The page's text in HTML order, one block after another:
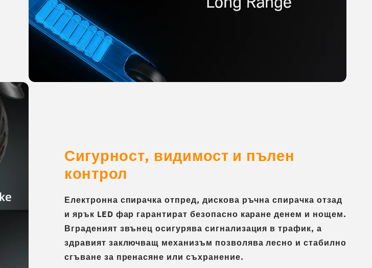
Сигурност, видимост и пълен
контрол
Електронна спирачка отпред, дискова ръчна спирачка отзад
и ярък LED фар гарантират безопасно каране денем и нощем.
Вграденият звънец осигурява сигнализация в трафик, а
здравият заключващ механизъм позволява лесно и стабилно
сгъване за пренасяне или съхранение.